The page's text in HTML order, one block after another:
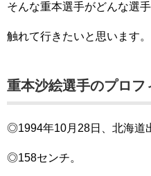
そんな重本選手がどんな選
触れて行きたいと思います。
重本沙絵選手のプロフ
◎1994年10月28日、北海道
◎158センチ。